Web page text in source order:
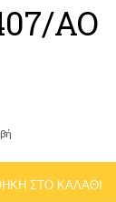
AO
ΣΤΟ ΚΑΛΆΘΙ